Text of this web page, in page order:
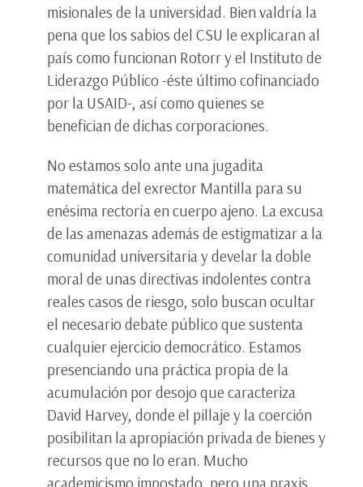
misionales de la universidad. Bien valdría la
pena que los sabios del CSU le explicaran al
país como funcionan Rotorr y el Instituto de
Liderazgo Público -éste último cofinanciado
por la USAID-, así como quienes se
benefician de dichas corporaciones.
No estamos solo ante una jugadita
matemática del exrector Mantilla para su
enésima rectoría en cuerpo ajeno. La excusa
de las amenazas además de estigmatizar a la
comunidad universitaria y develar la doble
moral de unas directivas indolentes contra
reales casos de riesgo, solo buscan ocultar
el necesario debate público que sustenta
cualquier ejercicio democrático. Estamos
presenciando una práctica propia de la
acumulación por desojo que caracteriza
David Harvey, donde el pillaje y la coerción
posibilitan la apropiación privada de bienes y
recursos que no lo eran. Mucho
academicismo impostado, pero una praxis